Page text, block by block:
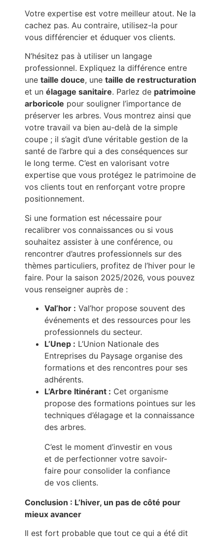
Votre expertise est votre meilleur atout. Ne la
cachez pas. Au contraire, utilisez-la pour
vous différencier et éduquer vos clients.
N’hésitez pas à utiliser un langage
professionnel. Expliquez la différence entre
une taille douce, une taille de restructuration
et un élagage sanitaire. Parlez de patrimoine
arboricole pour souligner l’importance de
préserver les arbres. Vous montrez ainsi que
votre travail va bien au-delà de la simple
coupe ; il s’agit d’une véritable gestion de la
santé de l’arbre qui a des conséquences sur
le long terme. C’est en valorisant votre
expertise que vous protégez le patrimoine de
vos clients tout en renforçant votre propre
positionnement.
Si une formation est nécessaire pour
recalibrer vos connaissances ou si vous
souhaitez assister à une conférence, ou
rencontrer d’autres professionnels sur des
thèmes particuliers, profitez de l’hiver pour le
faire. Pour la saison 2025/2026, vous pouvez
vous renseigner auprès de :
Val’hor : Val’hor propose souvent des
événements et des ressources pour les
professionnels du secteur.
L’Unep : L’Union Nationale des
Entreprises du Paysage organise des
formations et des rencontres pour ses
adhérents.
L’Arbre Itinérant : Cet organisme
propose des formations pointues sur les
techniques d’élagage et la connaissance
des arbres.
C’est le moment d’investir en vous
et de perfectionner votre savoir-
faire pour consolider la confiance
de vos clients.
Conclusion : L’hiver, un pas de côté pour
mieux avancer
Il est fort probable que tout ce qui a été dit